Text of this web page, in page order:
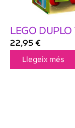
LEGO
22,95 €
Llegeix més